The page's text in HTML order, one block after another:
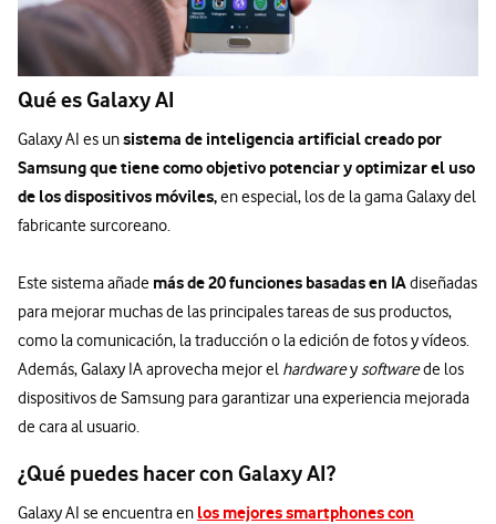
Qué es Galaxy AI
Galaxy AI es unsistema de inteligencia artificial creado por
Samsung que tiene como objetivo potenciar y optimizar el uso
de los dispositivos móviles,en especial, los de la gama Galaxy del
fabricante surcoreano.
Este sistema añade más de 20 funciones basadas en IAdiseñadas
para mejorar muchas de las principales tareas de sus productos,
como la comunicación, la traducción o la edición de fotos y vídeos.
Además, Galaxy IA aprovecha mejor el hardwarey softwarede los
dispositivos de Samsung para garantizar una experiencia mejorada
de cara al usuario.
¿Qué puedes hacer con Galaxy AI?
Galaxy AI se encuentra en los mejores smartphones con